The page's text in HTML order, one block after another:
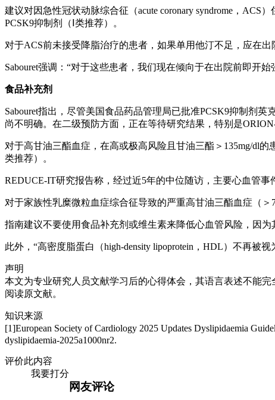
建议对因急性冠状动脉综合征（acute coronary syndrome，
PCSK9抑制剂（Ⅰ类推荐）。
对于ACS前未接受降脂治疗的患者，如果单用他汀不足，应在
Sabouret强调：“对于这些患者，我们现在倾向于在出院前即开
食品补充剂
Sabouret指出，尽管美国食品药品管理局已批准PCSK9抑制剂
尚不明确。在二级预防方面，正在等待研究结果，特别是
对于高甘油三酯血症，在高或极高风险且甘油三酯＞135mg/dl
类推荐）。
REDUCE-IT研究报告称，经过近5年的中位随访，主要心血管事
对于家族性乳糜微粒血症综合征导致的严重高甘油三酯血症（＞
指南建议不要使用食品补充剂或维生素来降低心血管风险，因
此外，“高密度脂蛋白（high-density lipoprotein，HDL）不再被
声明
本文为专业研究人员文献学习后的心得体会，其语言表述不能
阅读原文献。
知识来源
[1]European Society of Cardiology 2025 Updates Dyslipidaemia
dyslipidaemia-2025a1000nr2.
评价此内容
我要打分
网友评论